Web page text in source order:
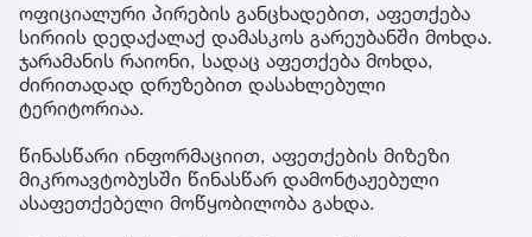
ოფიციალური პირების განცხადებით, აფეთქება
სირიის დედაქალაქ დამასკოს გარეუბანში მოხდა.
ჯარამანის რაიონი, სადაც აფეთქება მოხდა,
ძირითადად დრუზებით დასახლებული
ტერიტორიაა.
წინასწარი ინფორმაციით, აფეთქების მიზეზი
მიკროავტობუსში წინასწარ დამონტაჟებული
ასაფეთქებელი მოწყობილობა გახდა.